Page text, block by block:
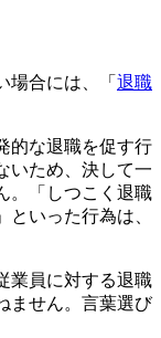
場合には、「 退職
的な退職を促す行
いため、決して一
。「しつこく退職
いった行為は、
業員に対する退職
ません。言葉選び